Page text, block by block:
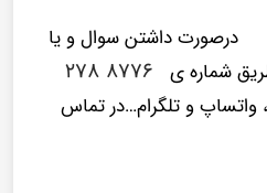
درصورت داشتن سوال و یا
شماره ی
۸۷۷۶ ۲۷۸
، واتساپ و تلگرام…در تماس